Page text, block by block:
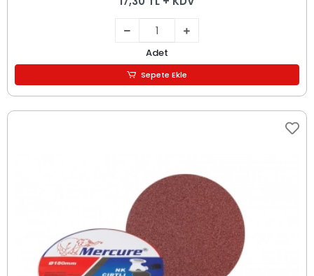
Adet
Sepete Ekle